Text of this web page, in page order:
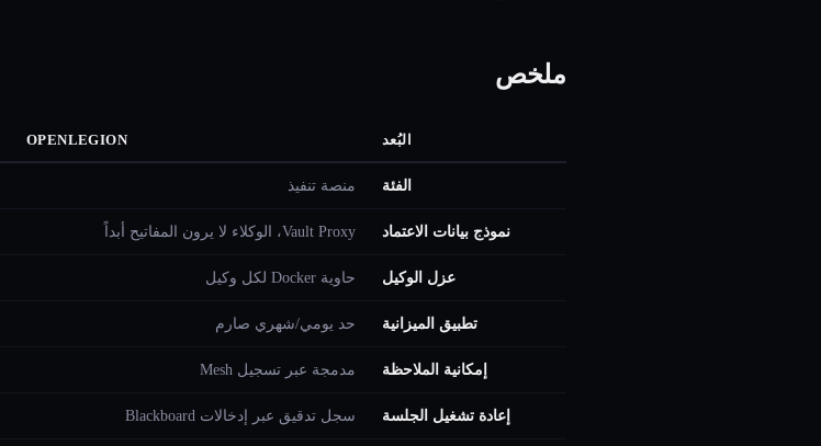
ملخص
البُعد OPENLEGION
الفئة منصة تنفيذ
نموذج بيانات الاعتماد Vault Proxy، الوكلاء لا يرون المفاتيح أبداً
عزل الوكيل حاوية Docker لكل وكيل
تطبيق الميزانية حد يومي/شهري صارم
إمكانية الملاحظة مدمجة عبر تسجيل Mesh
إعادة تشغيل الجلسة سجل تدقيق عبر إدخالات Blackboard